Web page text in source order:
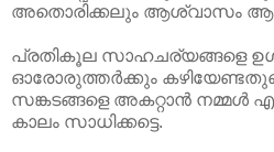
അതൊരിക്കലും ആശ്വാസം
പ്രതികൂല സാഹചര്യങ്ങളെ
ഓരോരുത്തർക്കും
സങ്കടങ്ങളെ അകറ്റാൻ നമ്മൾ
കാലം സാധിക്കട്ടെ.